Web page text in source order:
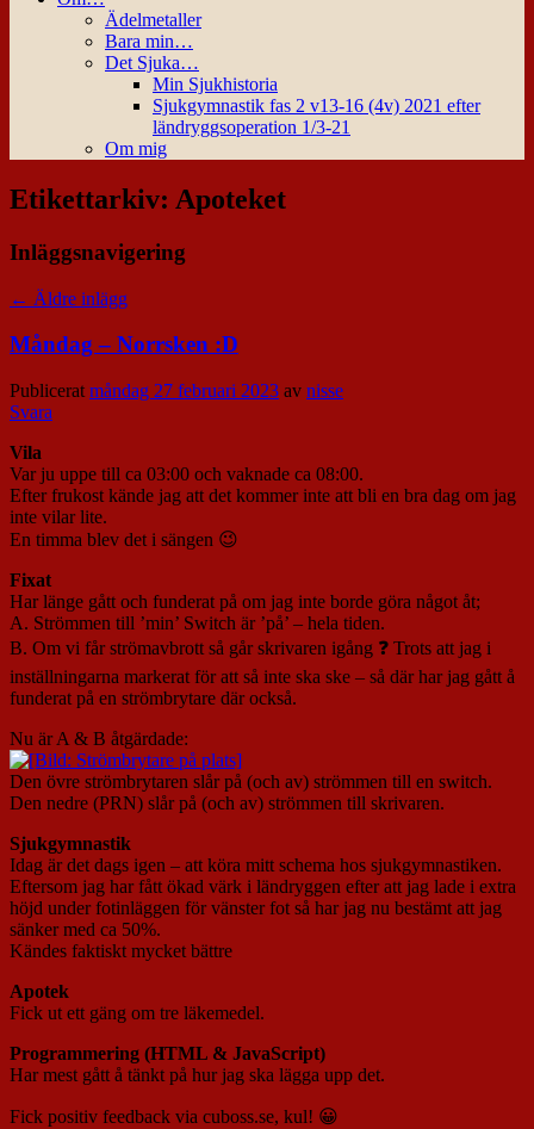
Ädelmetaller
Bara min…
Det Sjuka…
Min Sjukhistoria
Sjukgymnastik fas 2 v13-16 (4v) 2021 efter
ländryggsoperation 1/3-21
Om mig
Etikettarkiv: Apoteket
Inläggsnavigering
← Äldre inlägg
Måndag – Norrsken :D
Publicerat måndag 27 februari 2023 av nisse
Svara
Vila
Var ju uppe till ca 03:00 och vaknade ca 08:00.
Efter frukost kände jag att det kommer inte att bli en bra dag om jag
inte vilar lite.
En timma blev det i sängen 😉
Fixat
Har länge gått och funderat på om jag inte borde göra något åt;
A. Strömmen till ’min’ Switch är ’på’ – hela tiden.
B. Om vi får strömavbrott så går skrivaren igång ❓ Trots att jag i
inställningarna markerat för att så inte ska ske – så där har jag gått å
funderat på en strömbrytare där också.
Nu är A & B åtgärdade:
Den övre strömbrytaren slår på (och av) strömmen till en switch.
Den nedre (PRN) slår på (och av) strömmen till skrivaren.
Sjukgymnastik
Idag är det dags igen – att köra mitt schema hos sjukgymnastiken.
Eftersom jag har fått ökad värk i ländryggen efter att jag lade i extra
höjd under fotinläggen för vänster fot så har jag nu bestämt att jag
sänker med ca 50%.
Kändes faktiskt mycket bättre
Apotek
Fick ut ett gäng om tre läkemedel.
Programmering (HTML & JavaScript)
Har mest gått å tänkt på hur jag ska lägga upp det.
Fick positiv feedback via cuboss.se, kul! 😀